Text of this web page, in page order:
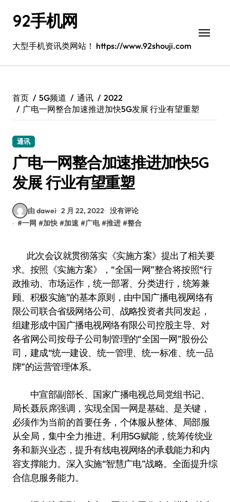
92手机网
大型手机资讯类网站！ https://www.92shouji.com
首页 5G频道 通讯
2022
广电一网整合加速推进加快5G发展 行业有望重塑
通讯
广电一网整合加速推进加快5G
发展 行业有望重塑
由 dawei 2 月 22, 2022 没有评论
#一网 #加快 #加速 #广电 #推进 #整合
此次会议就贯彻落实《实施方案》提出了相关要
求。按照《实施方案》，“全国一网”整合将按照“行
政推动、市场运作，统一部署、分类进行，统筹兼
顾、积极实施”的基本原则，由中国广播电视网络有
限公司联合省级网络公司、战略投资者共同发起，
组建形成中国广播电视网络有限公司控股主导、对
各省网公司按母子公司制管理的“全国一网”股份公
司，建成“统一建设、统一管理、统一标准、统一品
牌”的运营管理体系。
中宣部副部长、国家广播电视总局党组书记、
局长聂辰席强调，实现全国一网是基础、是关键，
必须作为当前的首要任务，个体服从整体、局部服
从全局，集中全力推进。利用5G赋能，统筹传统业
务和新兴业态，提升有线电视网络的承载能力和内
容支撑能力。深入实施“智慧广电”战略。全面提升综
合信息服务能力。